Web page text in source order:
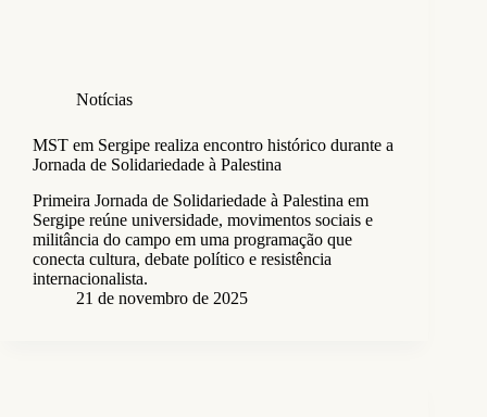
Notícias
MST em Sergipe realiza encontro histórico durante a
Jornada de Solidariedade à Palestina
Primeira Jornada de Solidariedade à Palestina em
Sergipe reúne universidade, movimentos sociais e
militância do campo em uma programação que
conecta cultura, debate político e resistência
internacionalista.
21 de novembro de 2025